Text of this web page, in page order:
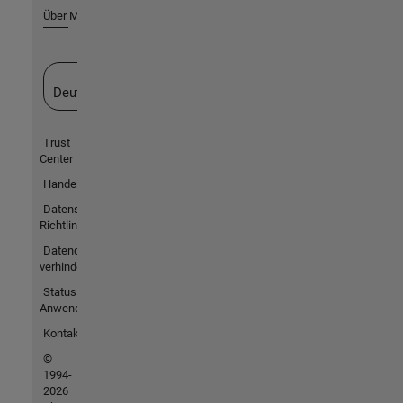
Über MathWorks
Deutschland
Trust
Center
Handelsmarken
Datenschutz-
Richtlinien
Datendiebstahl
verhindern
Status von
Anwendungen
Kontakt
©
1994-
2026